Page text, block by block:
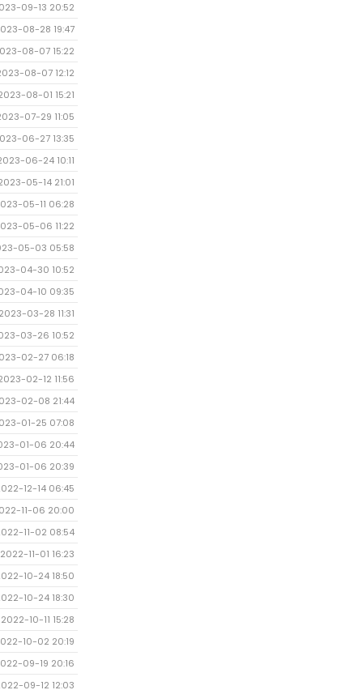
09-13 20:52
08-28 19:47
08-07 15:22
08-07 12:12
08-01 15:21
07-29 11:05
06-27 13:35
06-24 10:11
05-14 21:01
05-11 06:28
05-06 11:22
05-03 05:58
04-30 10:52
04-10 09:35
2023-03-28 11:31
03-26 10:52
02-27 06:18
02-12 11:56
02-08 21:44
01-25 07:08
01-06 20:44
01-06 20:39
12-14 06:45
11-06 20:00
11-02 08:54
2022-11-01 16:23
10-24 18:50
10-24 18:30
2022-10-11 15:28
10-02 20:19
09-19 20:16
09-12 12:03